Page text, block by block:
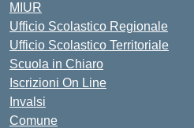
MIUR
Ufficio Scolastico Regionale
Ufficio Scolastico Territoriale
Scuola in Chiaro
Iscrizioni On Line
Invalsi
Comune